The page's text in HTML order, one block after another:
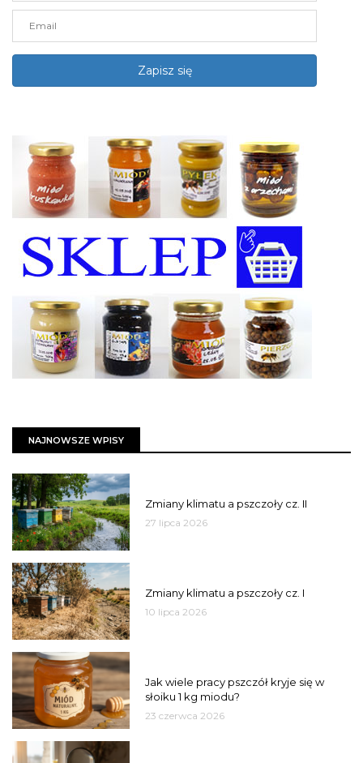
NAJNOWSZE WPISY
Zmiany klimatu a pszczoły cz. II
27 lipca 2026
Zmiany klimatu a pszczoły cz. I
10 lipca 2026
Jak wiele pracy pszczół kryje się w
słoiku 1 kg miodu?
23 czerwca 2026